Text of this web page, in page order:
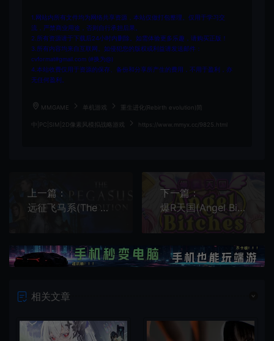
1.网站内所有文件均为网络共享资源，本站仅做打包整理。仅用于学习交
流，严禁商业用途，否则自行承担后果。
2.所有资源请于下载后24小时内删除。如需体验更多乐趣，请购买正版！
3.所有内容均来自互联网。如侵犯您的版权或利益请发送邮件：
cvformat#gmail.com (#换为@)
4.本站收费仅用于资源的保存、备份和分享所产生的费用，不用于盈利，亦
无任何盈利。
MMGAME 单机游戏 重生进化(Rebirth evolution)简
中|PC|SIM|2D像素风模拟战略游戏 https://www.mmyx.cc/9825.html
上一篇：
远征飞马系(The Pegasus Expedition)太空叙事策略游戏|下载
下一篇：
爆R天国(Angel Bitches)复古回合制RPG游戏|下载
相关文章